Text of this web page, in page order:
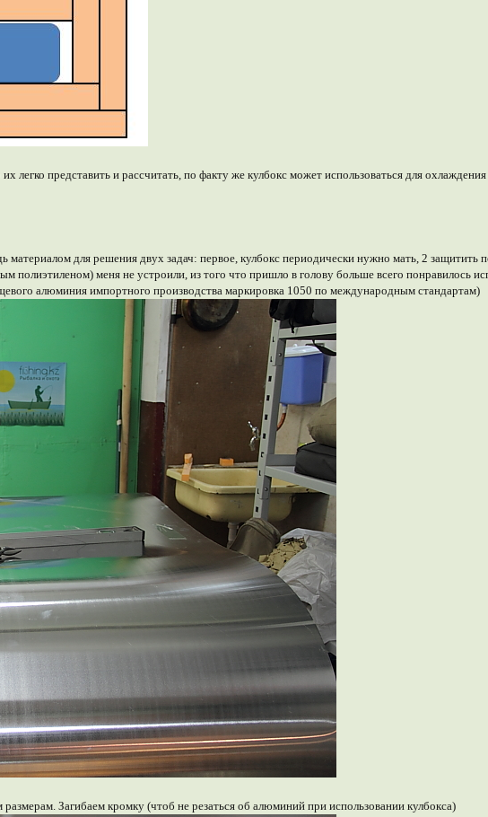
легко представить и рассчитать, по факту же кулбокс может использоваться для
для решения двух задач: первое, кулбокс периодически нужно мать, 2 защитить
полиэтиленом) меня не устроили, из того что пришло в голову больше всего понравилось
алюминия импортного производства маркировка 1050 по международным стандартам)
Загибаем кромку (чтоб не резаться об алюминий при использовании кулбокса)